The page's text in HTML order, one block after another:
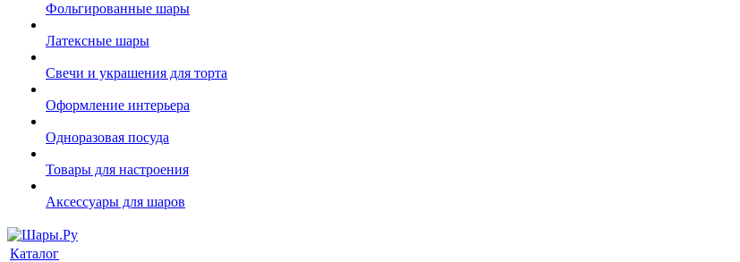
Фольгированные шары
Латексные шары
Свечи и украшения для торта
Оформление интерьера
Одноразовая посуда
Товары для настроения
Аксессуары для шаров
Каталог